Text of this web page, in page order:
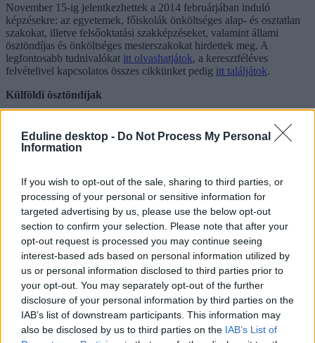
Eduline desktop - Do Not Process My Personal
Information
If you wish to opt-out of the sale, sharing to third parties, or
processing of your personal or sensitive information for
targeted advertising by us, please use the below opt-out
section to confirm your selection. Please note that after your
opt-out request is processed you may continue seeing
interest-based ads based on personal information utilized by
us or personal information disclosed to third parties prior to
your opt-out. You may separately opt-out of the further
disclosure of your personal information by third parties on the
IAB’s list of downstream participants. This information may
also be disclosed by us to third parties on the IAB’s List of
November 15-ig jelentkezhettek a 2014 februárjában induló
képzésekre: az egyetemek, főiskolák önköltséges alap- és osztatlan
szakokat, illetve felsőoktatási szakképzéseket, valamint állami
ösztöndíjas és önköltséges mesterszakokat hirdettek meg. A
legfontosabb tudnivalókat itt olvashatjátok, a keresztféléves
felvételivel kapcsolatos összes cikkünket pedig itt találjátok.
Külföldi ösztöndíjak
a világ legjobb egyetemein tanulhattok mesterképzésen. Ha nyertek,
tandíjmentességet és/vagy zsebpénzt is kaptok:a részleteket itt
Ilyen támogatásokra pályázhattok álláskeresőként
A munkaügyi központoknál ingyenes képzésekre és tanácsadásra,
keresetpótló, utazási, étkezési és szállástámogatásra pályázhattok. Az
Újra tanulok projekt az általános iskola befejezését, a szakképzésbe
való bekapcsolódást és OKJ-s tanfolyamok elvégzését támogatja. A
Tudásod a jövőd programban nyelvi és informatikai tanfolyamokon
vehettek részt, minimális önrésszel.A lehetőségekről itt olvashattok
részletesen.
Itt vannak az őszi érettségi vizsgák megoldásai
Ezen a héten magyarból, matematikából, történelemből, rajz és